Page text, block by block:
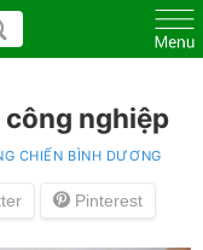
công nghiệp
CHIẾN BÌNH DƯƠNG